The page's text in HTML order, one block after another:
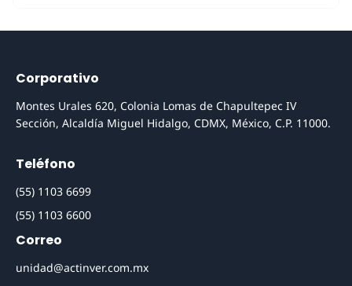
Corporativo
Montes Urales 620, Colonia Lomas de Chapultepec IV
Sección, Alcaldía Miguel Hidalgo, CDMX, México, C.P. 11000.
Teléfono
(55) 1103 6699
(55) 1103 6600
Correo
unidad@actinver.com.mx